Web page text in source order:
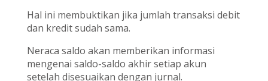
Hal ini membuktikan jika jumlah transaksi debit
dan kredit sudah sama.
Neraca saldo akan memberikan informasi
mengenai saldo-saldo akhir setiap akun
setelah disesuaikan dengan jurnal.